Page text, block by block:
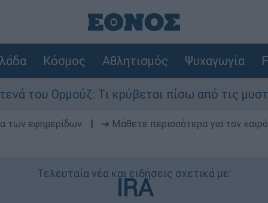
Κόσμος Αθλητισμός Ψυχαγωγία
Τι κρύβεται πίσω από τις μυστικές
των εφημερίδων ➔ Μάθετε περισσότερα για τον
Τελευταία νέα και ειδήσεις σχετικά με:
IRA